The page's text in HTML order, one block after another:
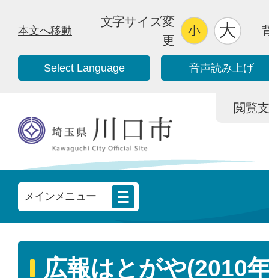
本文へ移動
文字サイズ変
更
Select Language 音声読み上げ
閲覧
メインメニュー
広報はとがや(2010